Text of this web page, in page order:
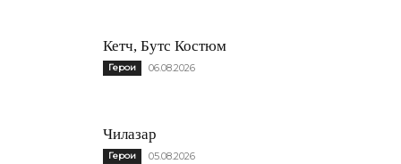
Кетч, Бутс Костюм
Герои 06.08.2026
Чилазар
Герои 05.08.2026